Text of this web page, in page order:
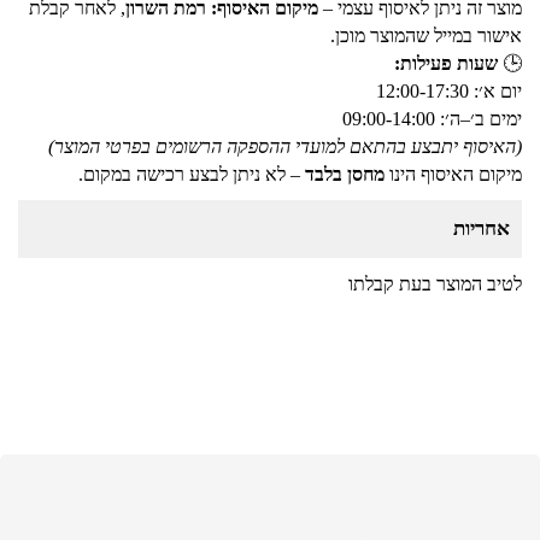
מוצר זה ניתן לאיסוף עצמי – מיקום האיסוף: רמת השרון, לאחר קבלת
אישור במייל שהמוצר מוכן.
🕒 שעות פעילות:
יום א׳: 12:00-17:30
ימים ב׳–ה׳: 09:00-14:00
(האיסוף יתבצע בהתאם למועדי ההספקה הרשומים בפרטי המוצר)
מיקום האיסוף הינו מחסן בלבד – לא ניתן לבצע רכישה במקום.
אחריות
לטיב המוצר בעת קבלתו